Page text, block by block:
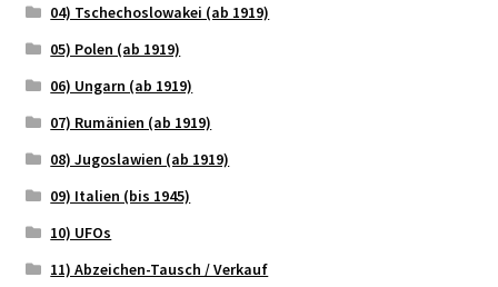
04) Tschechoslowakei (ab 1919)
05) Polen (ab 1919)
06) Ungarn (ab 1919)
07) Rumänien (ab 1919)
08) Jugoslawien (ab 1919)
09) Italien (bis 1945)
10) UFOs
11) Abzeichen-Tausch / Verkauf